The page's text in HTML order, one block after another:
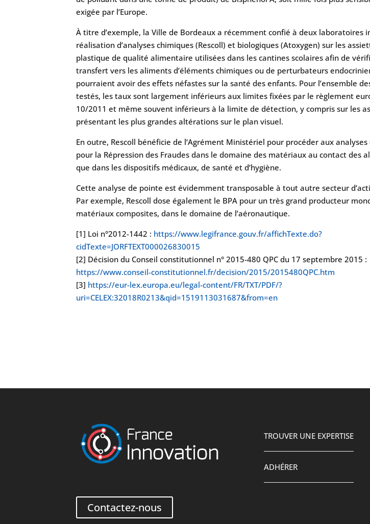
exigée par l’Europe.
À titre d’exemple, la Ville de Bordeaux a récemment confié à deux laboratoires
réalisation d’analyses chimiques (Rescoll) et biologiques (Atoxygen) sur les
plastique de qualité alimentaire utilisées dans les cantines scolaires afin de
transfert vers les aliments d’éléments chimiques ou de perturbateurs
pourraient avoir des effets néfastes sur la santé des enfants. Pour l’ensemble
testés, les taux sont largement inférieurs aux limites fixées par le règlement
10/2011 et même souvent inférieurs à la limite de détection, y compris sur les
présentant les plus grandes altérations sur le plan visuel.
En outre, Rescoll bénéficie de l‘Agrément Ministériel pour procéder aux analyses
pour la Répression des Fraudes dans le domaine des matériaux au contact des
que dans les dispositifs médicaux, de santé et d’hygiène.
Cette analyse de pointe est évidemment transposable à tout autre secteur
Par exemple, Rescoll dose également le BPA pour un très grand producteur
matériaux composites, dans le domaine de l’aéronautique.
[1] Loi n°2012-1442 : https://www.legifrance.gouv.fr/affichTexte.do?
cidTexte=JORFTEXT000026830015
[2] Décision du Conseil constitutionnel n° 2015-480 QPC du 17 septembre 2015 :
https://www.conseil-constitutionnel.fr/decision/2015/2015480QPC.htm
[3] https://eur-lex.europa.eu/legal-content/FR/TXT/PDF/?
uri=CELEX:32018R0213&qid=1519113031687&from=en
Contactez-nous
TROUVER UNE EXPERTISE
ADHÉRER